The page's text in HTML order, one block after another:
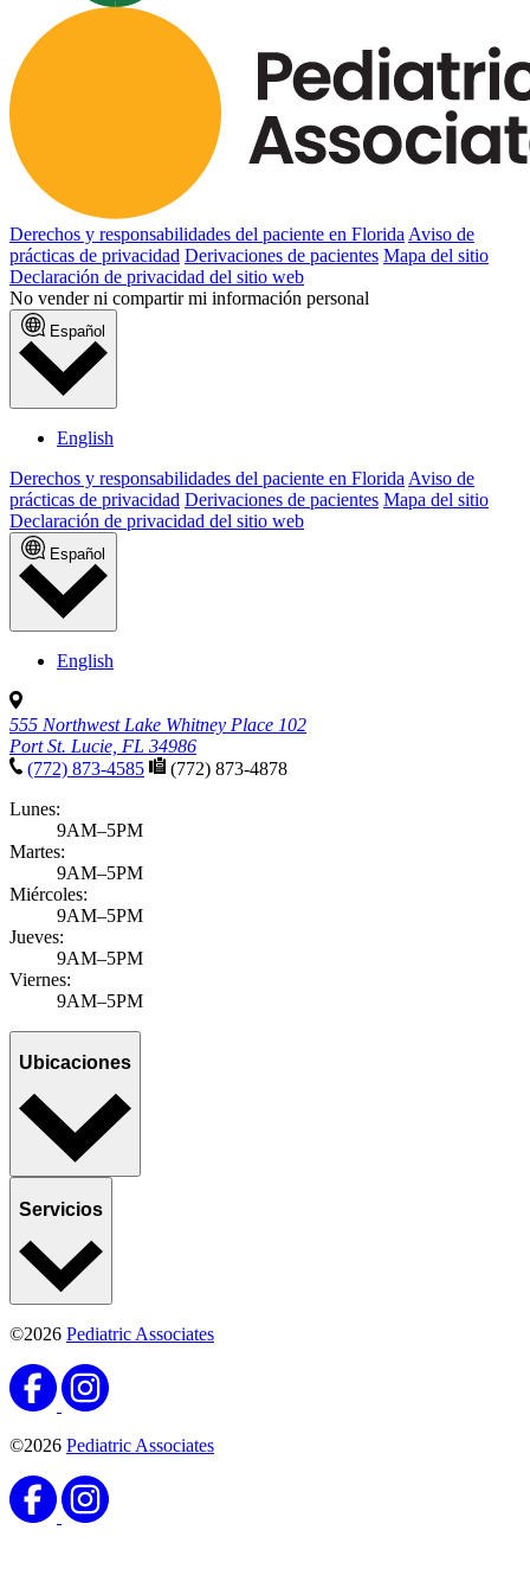
Derechos y responsabilidades del paciente en Florida Aviso de
prácticas de privacidad Derivaciones de pacientes Mapa del sitio
Declaración de privacidad del sitio web
No vender ni compartir mi información personal
Español
English
Derechos y responsabilidades del paciente en Florida Aviso de
prácticas de privacidad Derivaciones de pacientes Mapa del sitio
Declaración de privacidad del sitio web
Español
English
555 Northwest Lake Whitney Place 102
Port St. Lucie, FL 34986
(772) 873-4585
(772) 873-4878
Lunes:
9AM–5PM
Martes:
9AM–5PM
Miércoles:
9AM–5PM
Jueves:
9AM–5PM
Viernes:
9AM–5PM
Ubicaciones
Servicios
©2026 Pediatric Associates
©2026 Pediatric Associates